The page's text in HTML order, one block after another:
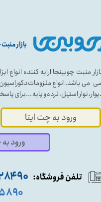
بازار
منبت چوبینجا ارایه کننده
می باشد. انواع ملزومات
نوار استیل، نرده و پایه ...برای
ورود به چت ایتا
تلفن فروشگاه: ۹۰ ۲۸۴ ۲۸۴- ۰۲۱
۵۸۹۰
ورود